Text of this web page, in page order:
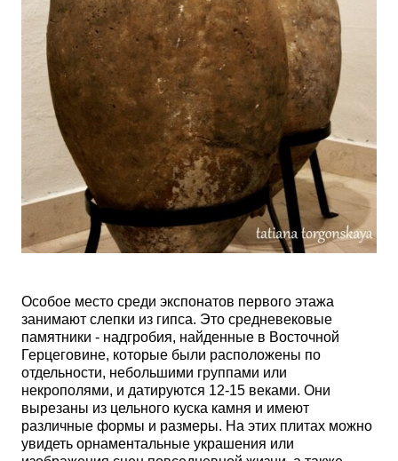
Особое место среди экспонатов первого этажа
занимают слепки из гипса. Это средневековые
памятники - надгробия, найденные в Восточной
Герцеговине, которые были расположены по
отдельности, небольшими группами или
некрополями, и датируются 12-15 веками. Они
вырезаны из цельного куска камня и имеют
различные формы и размеры. На этих плитах можно
увидеть орнаментальные украшения или